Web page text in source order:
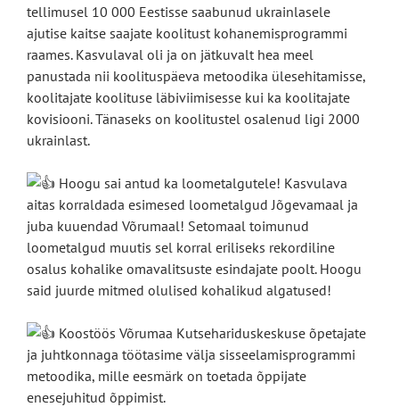
tellimusel 10 000 Eestisse saabunud ukrainlasele
ajutise kaitse saajate koolitust kohanemisprogrammi
raames. Kasvulaval oli ja on jätkuvalt hea meel
panustada nii koolituspäeva metoodika ülesehitamisse,
koolitajate koolituse läbiviimisesse kui ka koolitajate
kovisiooni. Tänaseks on koolitustel osalenud ligi 2000
ukrainlast.
Hoogu sai antud ka loometalgutele! Kasvulava
aitas korraldada esimesed loometalgud Jõgevamaal ja
juba kuuendad Võrumaal! Setomaal toimunud
loometalgud muutis sel korral eriliseks rekordiline
osalus kohalike omavalitsuste esindajate poolt. Hoogu
said juurde mitmed olulised kohalikud algatused!
Koostöös Võrumaa Kutsehariduskeskuse õpetajate
ja juhtkonnaga töötasime välja sisseelamisprogrammi
metoodika, mille eesmärk on toetada õppijate
enesejuhitud õppimist.